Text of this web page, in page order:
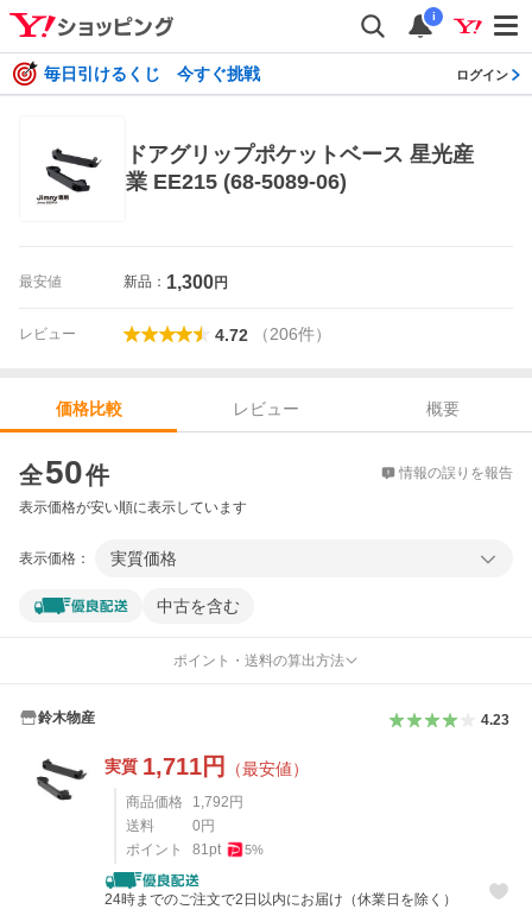
i
毎日引けるくじ 今すぐ挑戦 ログイン
ドアグリップポケットベース 星光産
業 EE215 (68-5089-06)
最安値 新品： 1,300円
レビュー 4.72 （206件）
価格比較 レビュー
概要
全50件 情報の誤りを報告
表示価格が安い順に表示しています
表示価格： 実質価格
中古を含む
ポイント・送料の算出方法
鈴木物産 4.23
実質 1,711円 （最安値）
商品価格 1,792 円
送料
0 円
ポイント
81pt 5%
24時までのご注文で2日以内にお届け（休業日を除く）